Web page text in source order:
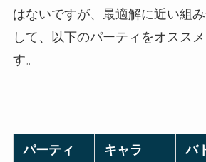
はないですが、最適解に近い組
して、以下のパーティをオスス
す。
パーティ キャラ バ